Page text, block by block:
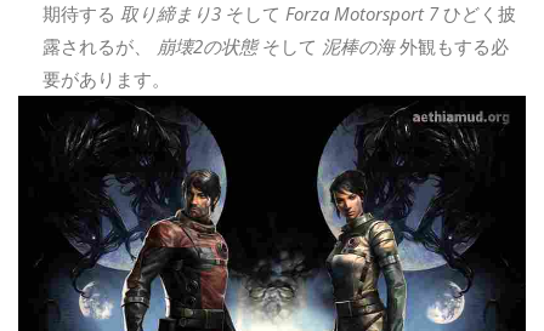
期待する 取り締まり3 そして Forza Motorsport 7ひどく披
露されるが、 崩壊2の状態そして 泥棒の海外観もする必
要があります。